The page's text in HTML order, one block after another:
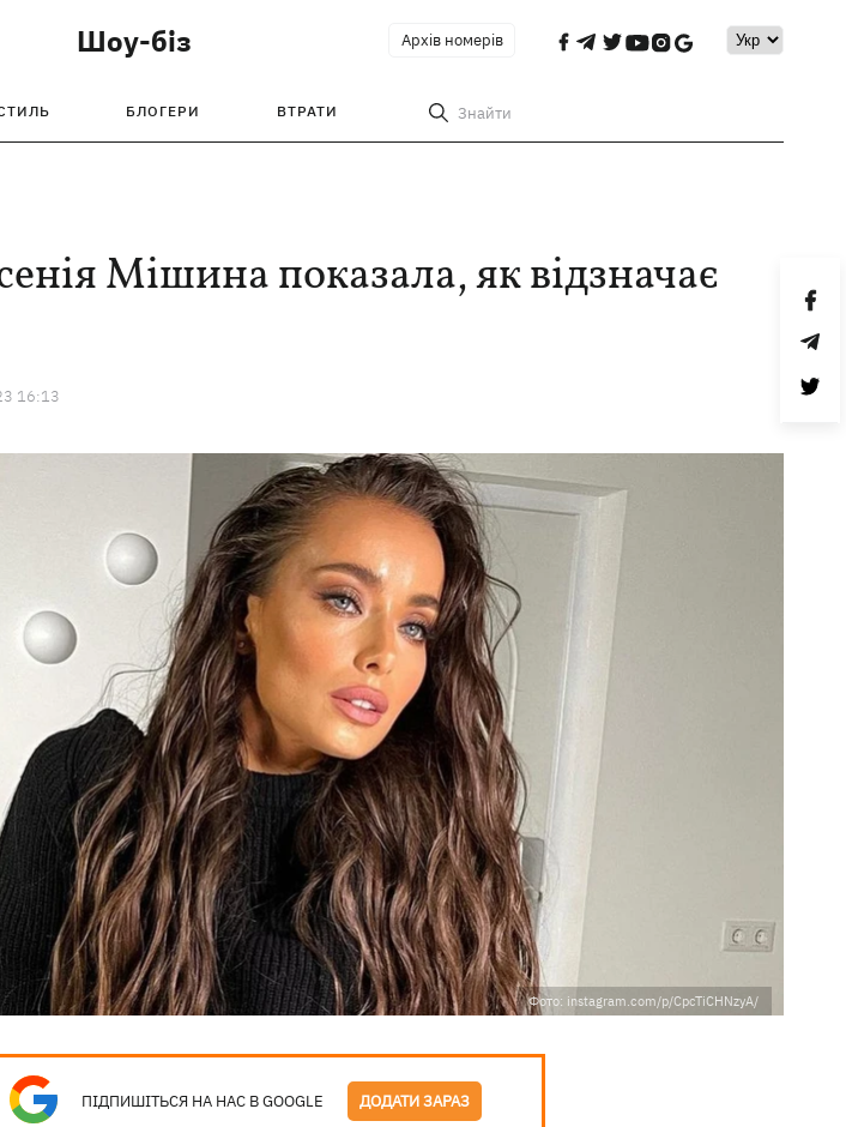
Шоу-біз Архів номерів
БЛОГЕРИ ВТРАТИ Знайти
Мішина показала, як відзначає
16:13
Фото: instagram.com/p/CpcTiCHNzyA/
ПІДПИШІТЬСЯ НА НАС В GOOGLE ДОДАТИ ЗАРАЗ